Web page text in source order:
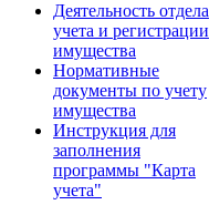
Деятельность отдела
учета и регистрации
имущества
Нормативные
документы по учету
имущества
Инструкция для
заполнения
программы "Карта
учета"